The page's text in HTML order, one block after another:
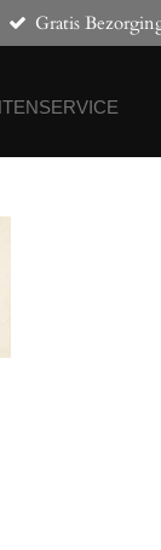
Gratis